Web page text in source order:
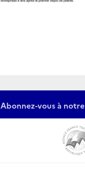
Abonnez-vous à